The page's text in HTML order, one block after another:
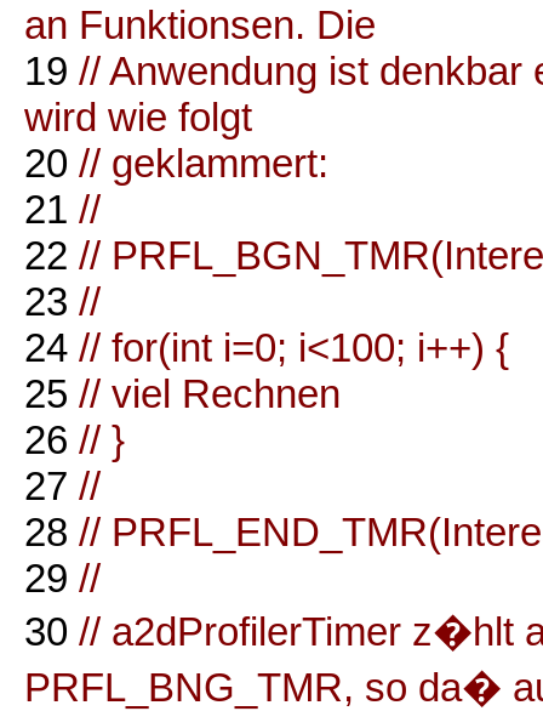
an Funktionsen. Die
19 // Anwendung ist denkbar
wird wie folgt
20 // geklammert:
21 //
22 //
23 //
24 // for(int i=0; i<100; i++) {
25 // viel Rechnen
26 // }
27 //
28 //
29 //
30 // a2dProfilerTimer z�hlt
PRFL_BNG_TMR, so da�